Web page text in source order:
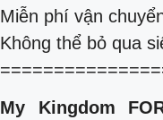
Miễn phí vận
Không thể bỏ qua
My Kingdom